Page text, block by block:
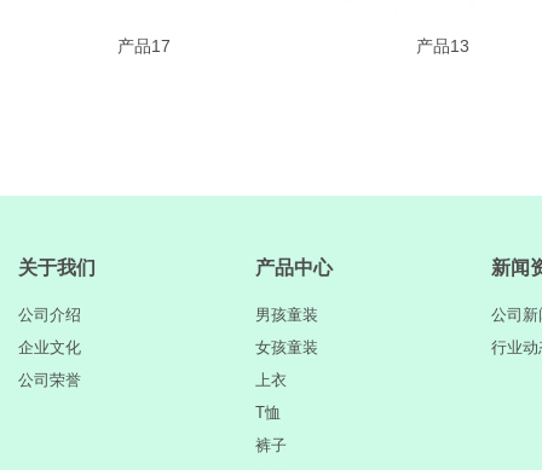
产品17 产品13
关于我们
公司介绍
企业文化
公司荣誉
产品中心
男孩童装
女孩童装
上衣
T恤
裤子
新闻
公司新
行业动